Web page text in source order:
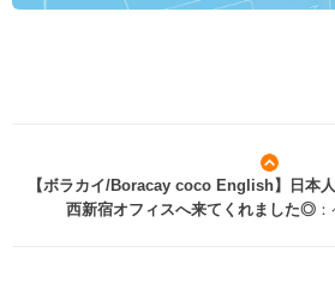
【ボラカイ/Boracay coco English】日本
西新宿オフィスへ来てくれました◎